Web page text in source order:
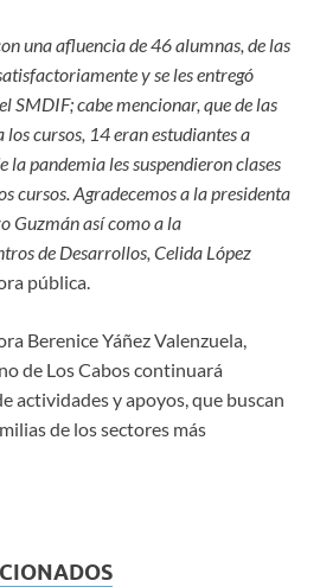
una afluencia de 46 alumnas, de las
y se les entregó
SMDIF; cabe mencionar, que de las
cursos, 14 eran estudiantes a
la pandemia les suspendieron clases
cursos. Agradecemos a la presidenta
Guzmán así como a la
de Desarrollos, Celida López
pública.
Berenice Yáñez Valenzuela,
de Los Cabos continuará
actividades y apoyos, que buscan
de los sectores más